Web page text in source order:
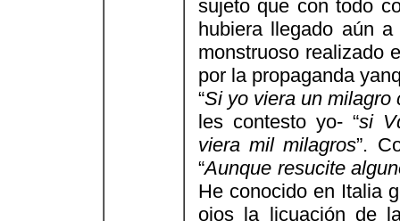
sujeto que con todo
hubiera llegado aún
monstruoso realizado
por la propaganda
“Si yo viera un milagro
les contesto yo- “si
viera mil milagros”.
“Aunque resucite
He conocido en Italia
ojos la licuación de